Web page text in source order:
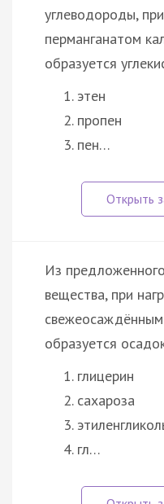
углеводороды,
перманганатом
образуется
этен
пропен
пен…
Из
вещества, при
образуется
глицерин
сахароза
гл…